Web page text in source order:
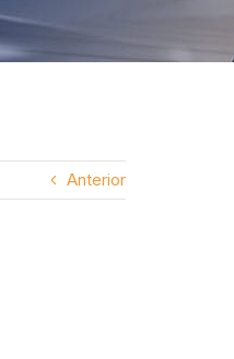
Anterior